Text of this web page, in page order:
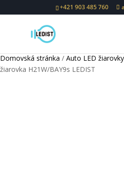
+421 903 485 760
Domovská stránka / Auto LED žiarovky
žiarovka H21W/BAY9s LEDIST